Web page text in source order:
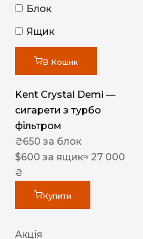
Блок
Ящик
В Кошик
Kent Crystal Demi —
сигарети з турбо
фільтром
₴650 за блок
$600 за ящик≈ 27 000
₴
Купити
Акція